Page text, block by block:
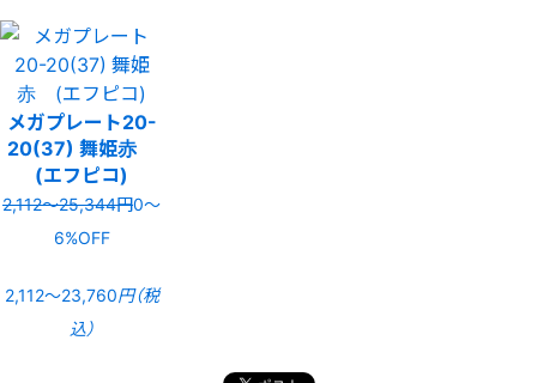
メガプレート20-
20(37) 舞姫赤
(エフピコ)
2,112〜25,344円0〜
6%OFF
2,112〜23,760円（税
込）